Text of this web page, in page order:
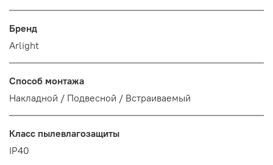
Бренд
Arlight
Способ монтажа
Накладной / Подвесной / Встраиваемый
Класс пылевлагозащиты
IP40